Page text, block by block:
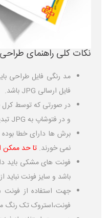
نکات کلی راهنمای
فایل ارسالی JPG باشد.
و در فتوشاپ به JPG تبدیل نمائید.
برش ها دارای خطا
نمی خورند. تا حد ممکن
باشد و سایز فونت نباید از ۶ پوینت کمتر باشد.
جهت استفاده از فونت
فونت،استروک تک رنگ مشکی ۲